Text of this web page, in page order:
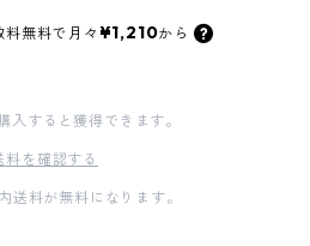
料無料で 月々 ¥1,210から
入すると獲得できます。
料を確認する
料が無料になります。